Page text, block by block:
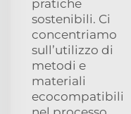
pratiche
sostenibili. Ci
concentriamo
sull’utilizzo di
metodi e
materiali
ecocompatibili